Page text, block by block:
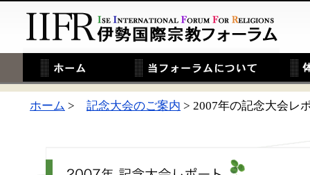
ホーム > 記念大会のご案内 > 2007年の記念大会レ